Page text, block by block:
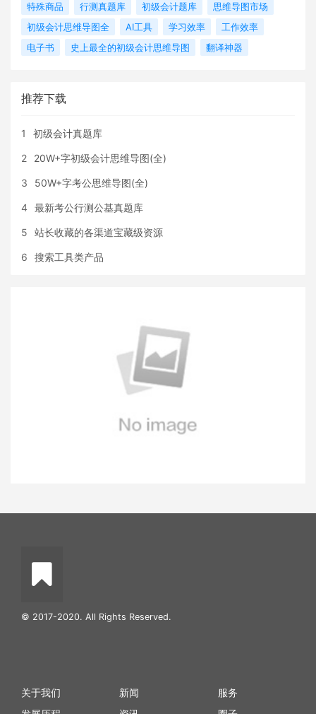
特殊商品
行测真题库 初级会计题库
思维导图市场
初级会计思维导图全
AI工具 学习效率
工作效率
电子书
史上最全的初级会计思维导图 翻译神器
推荐下载
1 初级会计真题库
2 20W+字初级会计思维导图(全)
3 50W+字考公思维导图(全)
4 最新考公行测公基真题库
5 站长收藏的各渠道宝藏级资源
6 搜索工具类产品
© 2017-2020. All Rights Reserved.
关于我们
新闻
服务